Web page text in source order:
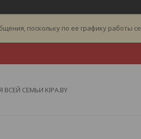
поскольку по ее графику
СЕМЬИ KIPA.BY